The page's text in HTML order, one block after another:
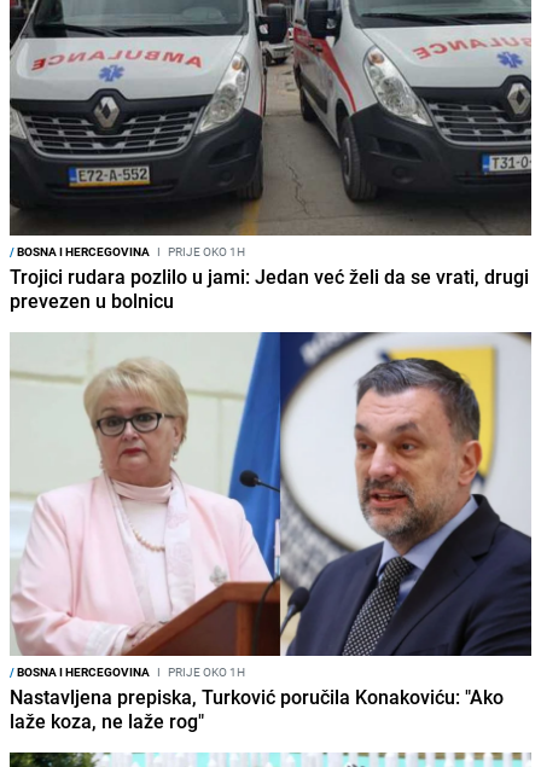
/BOSNA I HERCEGOVINA I PRIJE OKO 1H
Trojici rudara pozlilo u jami: Jedan već želi da se vrati, drugi
prevezen u bolnicu
/BOSNA I HERCEGOVINA I PRIJE OKO 1H
Nastavljena prepiska, Turković poručila Konakoviću: "Ako
laže koza, ne laže rog"